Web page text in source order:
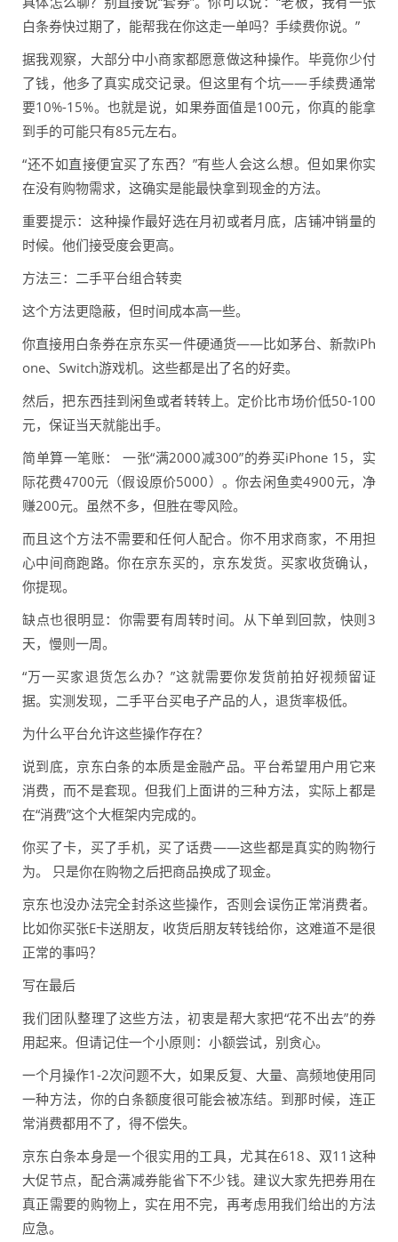
白条券快过期了，能帮我在你这走一单吗？手续费你说。”
据我观察，大部分中小商家都愿意做这种操作。毕竟你少付
了钱，他多了真实成交记录。但这里有个坑——手续费通常
要10%-15%。也就是说，如果券面值是100元，你真的能拿
到手的可能只有85元左右。
“还不如直接便宜买了东西？”有些人会这么想。但如果你实
在没有购物需求，这确实是能最快拿到现金的方法。
重要提示：这种操作最好选在月初或者月底，店铺冲销量的
时候。他们接受度会更高。
方法三：二手平台组合转卖
这个方法更隐蔽，但时间成本高一些。
你直接用白条券在京东买一件硬通货——比如茅台、新款iPh
one、Switch游戏机。这些都是出了名的好卖。
然后，把东西挂到闲鱼或者转转上。定价比市场价低50-100
元，保证当天就能出手。
简单算一笔账： 一张“满2000减300”的券买iPhone 15，实
际花费4700元（假设原价5000）。你去闲鱼卖4900元，净
赚200元。虽然不多，但胜在零风险。
而且这个方法不需要和任何人配合。你不用求商家，不用担
心中间商跑路。你在京东买的，京东发货。买家收货确认，
你提现。
缺点也很明显：你需要有周转时间。从下单到回款，快则3
天，慢则一周。
“万一买家退货怎么办？”这就需要你发货前拍好视频留证
据。实测发现，二手平台买电子产品的人，退货率极低。
为什么平台允许这些操作存在？
说到底，京东白条的本质是金融产品。平台希望用户用它来
消费，而不是套现。但我们上面讲的三种方法，实际上都是
在“消费”这个大框架内完成的。
你买了卡，买了手机，买了话费——这些都是真实的购物行
为。 只是你在购物之后把商品换成了现金。
京东也没办法完全封杀这些操作，否则会误伤正常消费者。
比如你买张E卡送朋友，收货后朋友转钱给你，这难道不是很
正常的事吗？
写在最后
我们团队整理了这些方法，初衷是帮大家把“花不出去”的券
用起来。但请记住一个小原则：小额尝试，别贪心。
一个月操作1-2次问题不大，如果反复、大量、高频地使用同
一种方法，你的白条额度很可能会被冻结。到那时候，连正
常消费都用不了，得不偿失。
京东白条本身是一个很实用的工具，尤其在618、双11这种
大促节点，配合满减券能省下不少钱。建议大家先把券用在
真正需要的购物上，实在用不完，再考虑用我们给出的方法
应急。